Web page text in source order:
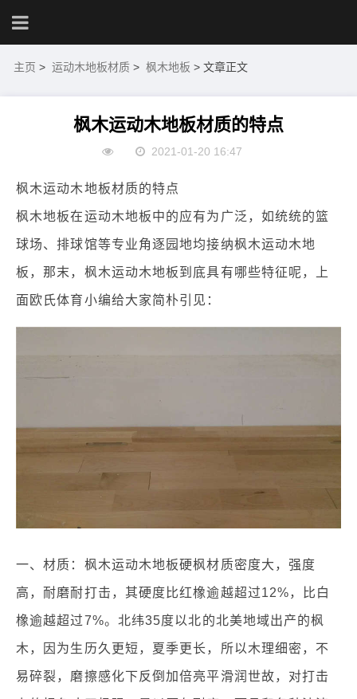
主页 > 运动木地板材质 > 枫木地板 > 文章正文
枫木运动木地板材质的特点
2021-01-20 16:47
枫木运动木地板材质的特点
枫木地板在运动木地板中的应有为广泛，如统统的篮
球场、排球馆等专业角逐园地均接纳枫木运动木地
板，那末，枫木运动木地板到底具有哪些特征呢，上
面欧氏体育小编给大家简朴引见：
一、材质：枫木运动木地板硬枫材质密度大，强度
高，耐磨耐打击，其硬度比红橡逾越超过12%，比白
橡逾越超过7%。北纬35度以北的北美地域出产的枫
木，因为生历久更短，夏季更长，所以木理细密，不
易碎裂，磨擦感化下反倒加倍亮平滑润世故，对打击